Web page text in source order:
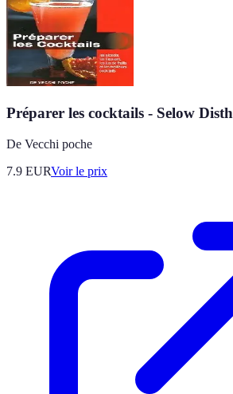
Préparer les cocktails - Selow Disth
De Vecchi poche
7.9 EURVoir le prix